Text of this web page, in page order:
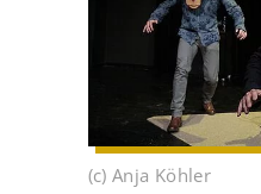
(c) Anja Köhler